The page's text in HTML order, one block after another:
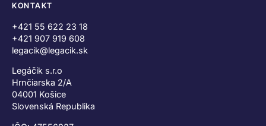
KONTAKT
+421 55 622 23 18
+421 907 919 608
legacik@legacik.sk
Legáčik s.r.o
Hrnčiarska 2/A
04001 Košice
Slovenská Republika